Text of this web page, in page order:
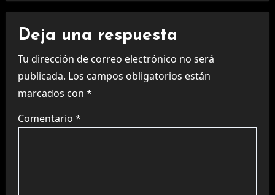
Deja una respuesta
Tu dirección de correo electrónico no será
publicada. Los campos obligatorios están
marcados con *
Comentario *